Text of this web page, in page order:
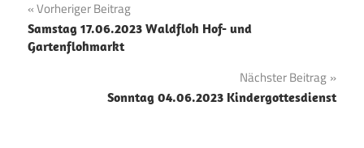
Beitragsnavigation
Vorheriger Beitrag
Samstag 17.06.2023 Waldfloh Hof- und
Gartenflohmarkt
Nächster Beitrag
Sonntag 04.06.2023 Kindergottesdienst